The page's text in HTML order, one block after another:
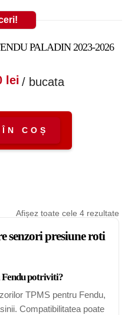
PALADIN 2023-2026
inițial a fost:
lei
Prețul curent
/ bucata
COȘ
Afișez toate cele 4 rezultate
senzori presiune roti
Fendu potriviti?
TPMS pentru Fendu,
Compatibilitatea poate